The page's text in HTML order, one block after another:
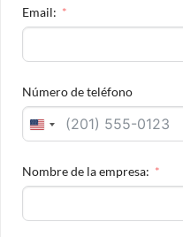
Email:
Número de teléfono
UNITED
+1
Nombre de la empresa: